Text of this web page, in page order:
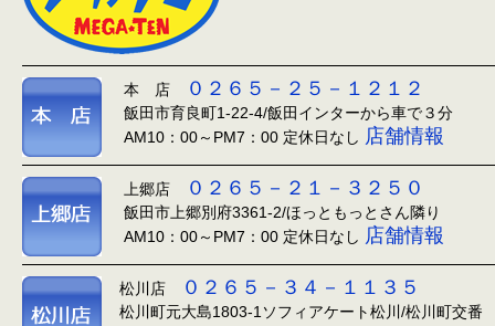
本 店 ０２６５－２５－１２１２
飯田市育良町1-22-4/飯田インターから車で３分
AM10：00～PM7：00 定休日なし 店舗情報
上郷店 ０２６５－２１－３２５０
飯田市上郷別府3361-2/ほっともっとさん隣り
AM10：00～PM7：00 定休日なし 店舗情報
松川店 ０２６５－３４－１１３５
松川町元大島1803-1ソフィアケート松川/松川町交番